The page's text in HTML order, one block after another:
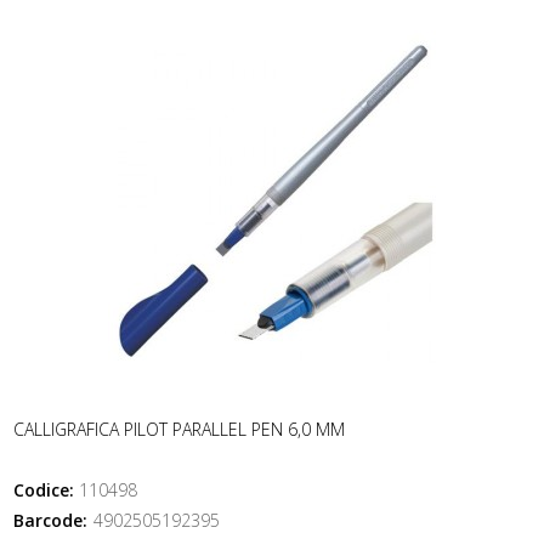
CALLIGRAFICA PILOT PARALLEL PEN 6,0 MM
Codice: 110498
Barcode: 4902505192395